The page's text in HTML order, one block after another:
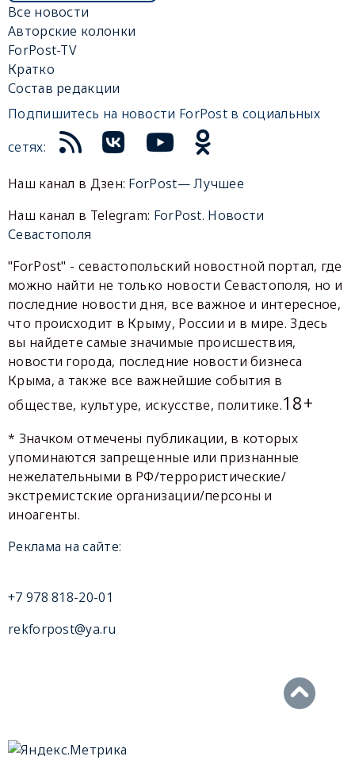
Все новости
Авторские колонки
ForPost-TV
Кратко
Состав редакции
Подпишитесь на новости ForPost в социальных
сетях:
Наш канал в Дзен: ForPost— Лучшее
Наш канал в Telegram: ForPost. Новости
Севастополя
"ForPost" - севастопольский новостной портал, где
можно найти не только новости Севастополя, но и
последние новости дня, все важное и интересное,
что происходит в Крыму, России и в мире. Здесь
вы найдете самые значимые происшествия,
новости города, последние новости бизнеса
Крыма, а также все важнейшие события в
обществе, культуре, искусстве, политике.18+
* Значком отмечены публикации, в которых
упоминаются запрещенные или признанные
нежелательными в РФ/террористические/
экстремистские организации/персоны и
иноагенты.
Реклама на сайте:
+7 978 818-20-01
rekforpost@ya.ru